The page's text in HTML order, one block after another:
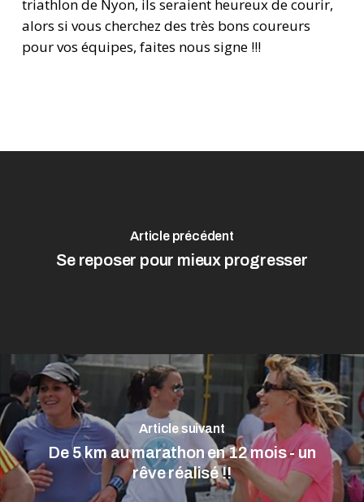
triathlon de Nyon, ils seraient heureux de courir,
alors si vous cherchez des très bons coureurs
pour vos équipes, faites nous signe !!!
Article précédent
Se reposer pour mieux progresser
Article suivant
De 5 km au marathon en 12 mois - un
rêve réalisé !!